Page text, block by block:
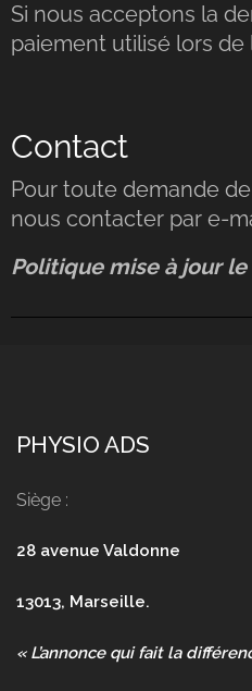
Si nous acceptons la
paiement utilisé lors de
Contact
Pour toute demande
nous contacter par e-
Politique mise à jour le
PHYSIO ADS
Siège :
28 avenue Valdonne
13013, Marseille.
« L’annonce qui fait la